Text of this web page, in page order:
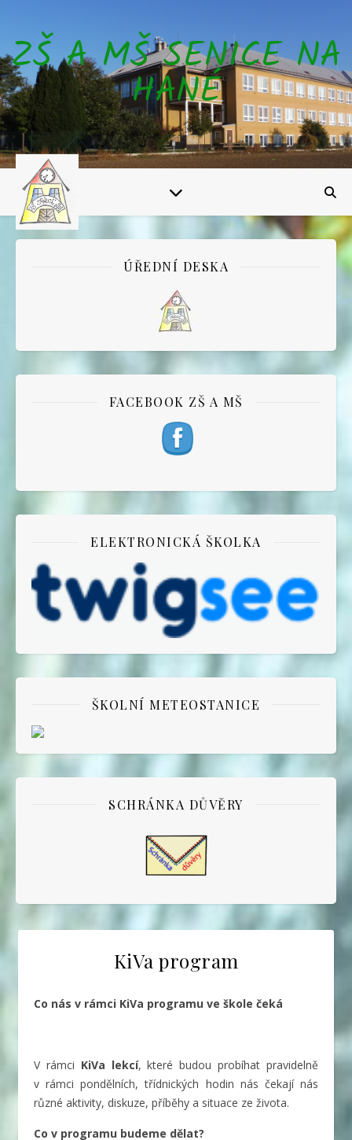
ZŠ A MŠ SENICE NA
HANÉ
ÚŘEDNÍ DESKA
FACEBOOK ZŠ A MŠ
ELEKTRONICKÁ ŠKOLKA
ŠKOLNÍ METEOSTANICE
SCHRÁNKA DŮVĚRY
KiVa program
Co nás v rámci KiVa programu ve škole čeká
V rámci KiVa lekcí, které budou probíhat pravidelně
v rámci pondělních, třídnických hodin nás čekají nás
různé aktivity, diskuze, příběhy a situace ze života.
Co v programu budeme dělat?